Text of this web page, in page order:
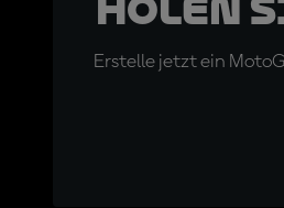
Holen
Erstelle jetzt ein